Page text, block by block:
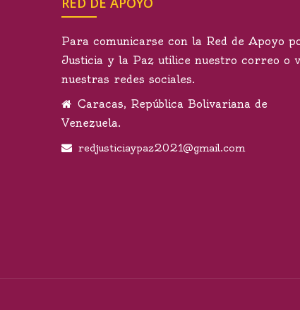
Para comunicarse con la Red de Apoyo
Justicia y la Paz utilice nuestro correo o
nuestras redes sociales.
Caracas, República Bolivariana de
Venezuela.
redjusticiaypaz2021@gmail.com